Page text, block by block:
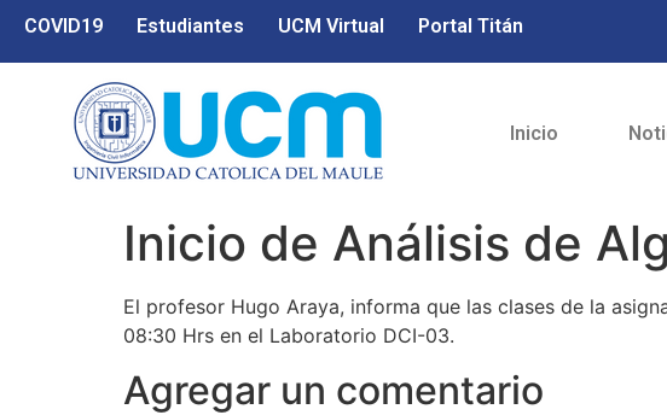
COVID19 Estudiantes UCM Virtual Portal Titán
Inicio
Inicio de Análisis de
El profesor Hugo Araya, informa que las clases de la
08:30 Hrs en el Laboratorio DCI-03.
Agregar un comentario